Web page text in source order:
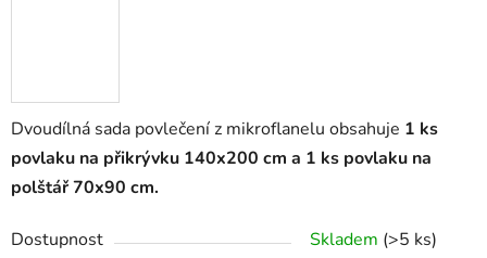
Dvoudílná sada povlečení z mikroflanelu obsahuje 1 ks
povlaku na přikrývku 140x200 cm a 1 ks povlaku na
polštář 70x90 cm.
Dostupnost Skladem (>5 ks)